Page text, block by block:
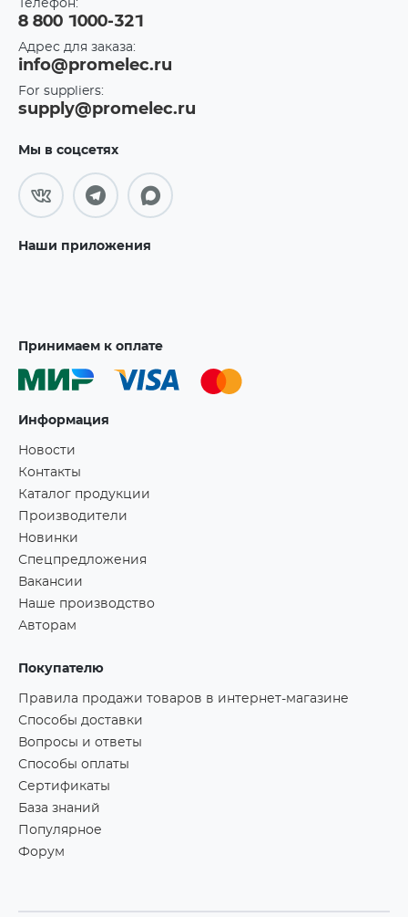
Телефон:
8 800 1000-321
Адрес для заказа:
info@promelec.ru
For suppliers:
supply@promelec.ru
Мы в соцсетях
Наши приложения
Принимаем к оплате
Информация
Новости
Контакты
Каталог продукции
Производители
Новинки
Спецпредложения
Вакансии
Наше производство
Авторам
Покупателю
Правила продажи товаров в интернет-магазине
Способы доставки
Вопросы и ответы
Способы оплаты
Сертификаты
База знаний
Популярное
Форум